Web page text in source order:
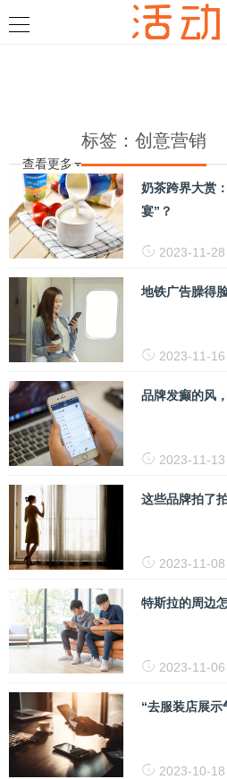
查看更多
标签：创意营销
奶茶跨界大赏
宴”？
2023-11-28
地铁广告臊得
2023-11-16
品牌发癫的风
2023-11-13
这些品牌拍了
2023-11-08
特斯拉的周边
2023-11-06
“去服装店展示
2023-10-18